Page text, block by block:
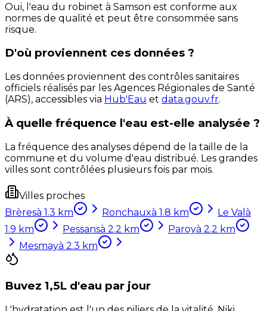
Oui, l'eau du robinet à Samson est conforme aux
normes de qualité et peut être consommée sans
risque.
D'où proviennent ces données ?
Les données proviennent des contrôles sanitaires
officiels réalisés par les Agences Régionales de Santé
(ARS), accessibles via Hub'Eau et data.gouv.fr.
À quelle fréquence l'eau est-elle analysée ?
La fréquence des analyses dépend de la taille de la
commune et du volume d'eau distribué. Les grandes
villes sont contrôlées plusieurs fois par mois.
Villes proches
Brèresà 1.3 km Ronchauxà 1.8 km Le Val à
1.9 km Pessansà 2.2 km Paroyà 2.2 km
Mesmayà 2.3 km
Buvez 1,5L d'eau par jour